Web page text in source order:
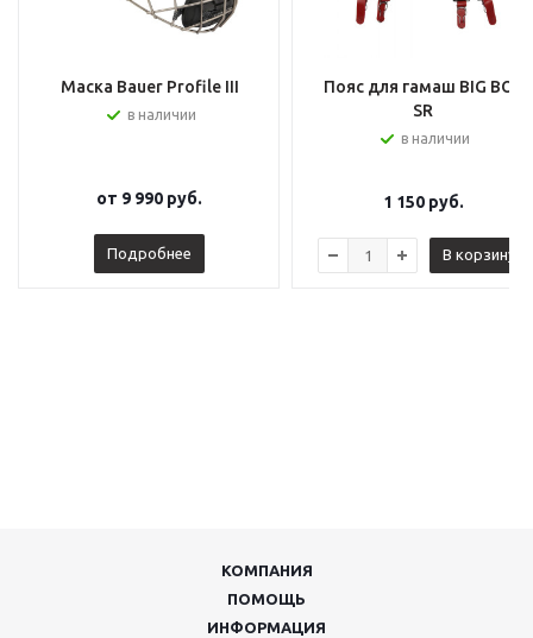
Маска Bauer Profile III
в наличии
от 9 990 руб.
Подробнее
Пояс для гамаш BIG BOY
SR
в наличии
1 150руб.
В корзину
КОМПАНИЯ
ПОМОЩЬ
ИНФОРМАЦИЯ